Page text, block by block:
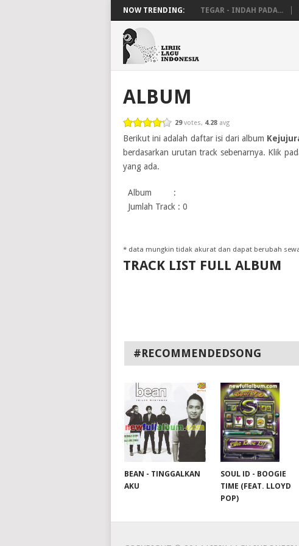
NOW TRENDING: TEGAR - INDAH PADA...
ALBUM
29votes, 4.28 avg
Berikut ini adalah daftar isi dari album
berdasarkan urutan track sebenarnya. Klik
yang ada.
Album :
Jumlah Track : 0
* data mungkin tidak akurat dan dapat berubah
TRACK LIST FULL ALBUM
#RECOMMENDEDSONG
BEAN - TINGGALKAN
AKU
SOUL ID - BOOGIE
TIME (FEAT. LLOYD
POP)